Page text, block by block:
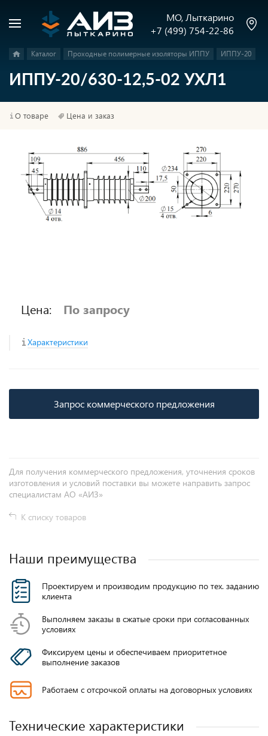
МО, Лыткарино
+7 (499) 754-22-86
Каталог Проходные полимерные изоляторы ИППУ ИППУ-20
ИППУ-20/630-12,5-02 УХЛ1
О товаре Цена и заказ
Цена: По запросу
Характеристики
Запрос коммерческого предложения
Для получения коммерческого предложения, уточнения сроков
изготовления и условий поставки вы можете направить запрос
специалистам АО «АИЗ»
К списку товаров
Наши преимущества
Проектируем и производим продукцию по тех. заданию
клиента
Выполняем заказы в сжатые сроки при согласованных
условиях
Фиксируем цены и обеспечиваем приоритетное
выполнение заказов
Работаем с отсрочкой оплаты на договорных условиях
Технические характеристики